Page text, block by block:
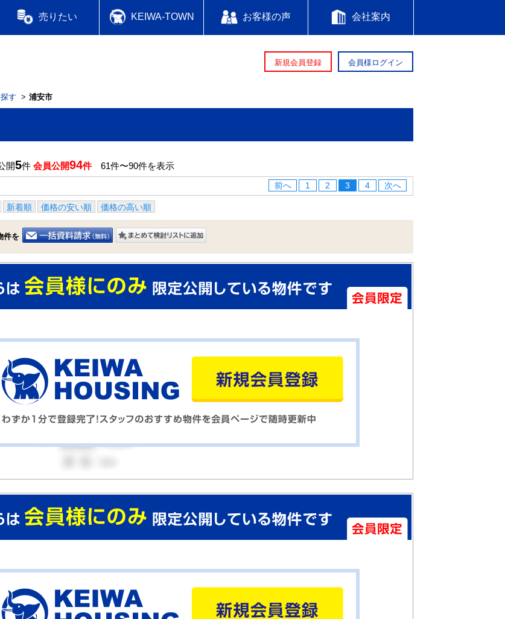
売りたい KEIWA-TOWN お客様の声 会社案内
新規会員登録 会員様ログイン
す 浦安市
開5件 会員公開94件61件〜90件を表示
前へ 1 2 3 4 次へ
新着順 価格の安い順 価格の高い順
件を